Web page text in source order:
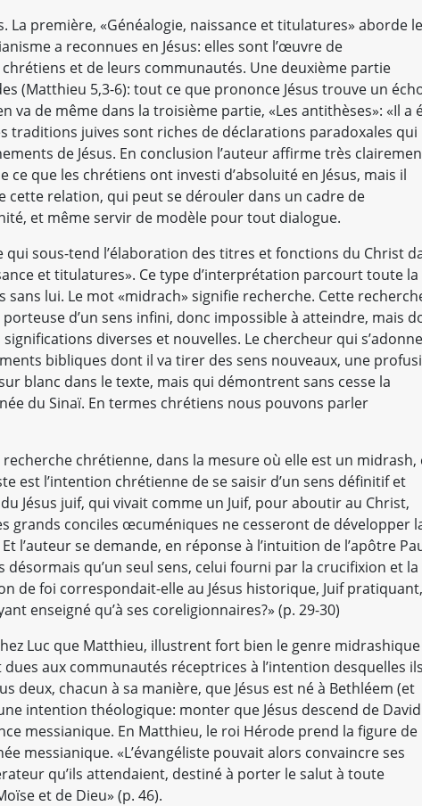
La première, «Généalogie, naissance et titulatures» aborde
a reconnues en Jésus: elles sont l’œuvre de
et de leurs communautés. Une deuxième partie
(Matthieu 5,3-6): tout ce que prononce Jésus trouve un
va de même dans la troisième partie, «Les antithèses»: «Il a
traditions juives sont riches de déclarations paradoxales qui
de Jésus. En conclusion l’auteur affirme très
ce que les chrétiens ont investi d’absoluité en Jésus, mais il
cette relation, qui peut se dérouler dans un cadre de
et même servir de modèle pour tout dialogue.
qui sous-tend l’élaboration des titres et fonctions du Christ
et titulatures». Ce type d’interprétation parcourt toute la
sans lui. Le mot «midrach» signifie recherche. Cette
d’un sens infini, donc impossible à atteindre, mais
diverses et nouvelles. Le chercheur qui s’adonne
bibliques dont il va tirer des sens nouveaux, une
blanc dans le texte, mais qui démontrent sans cesse la
du Sinaï. En termes chrétiens nous pouvons parler
chrétienne, dans la mesure où elle est un midrash,
est l’intention chrétienne de se saisir d’un sens définitif et
Jésus juif, qui vivait comme un Juif, pour aboutir au Christ,
grands conciles œcuméniques ne cesseront de développer
l’auteur se demande, en réponse à l’intuition de l’apôtre
qu’un seul sens, celui fourni par la crucifixion et la
de foi correspondait-elle au Jésus historique, Juif pratiquant,
enseigné qu’à ses coreligionnaires?» (p. 29-30)
Luc que Matthieu, illustrent fort bien le genre midrashique
aux communautés réceptrices à l’intention desquelles ils
deux, chacun à sa manière, que Jésus est né à Bethléem (et
intention théologique: monter que Jésus descend de
messianique. En Matthieu, le roi Hérode prend la figure de
messianique. «L’évangéliste pouvait alors convaincre ses
qu’ils attendaient, destiné à porter le salut à toute
et de Dieu» (p. 46).